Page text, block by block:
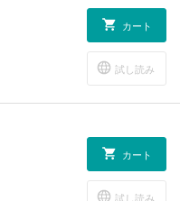
カート
試し読み
カート
試し読み